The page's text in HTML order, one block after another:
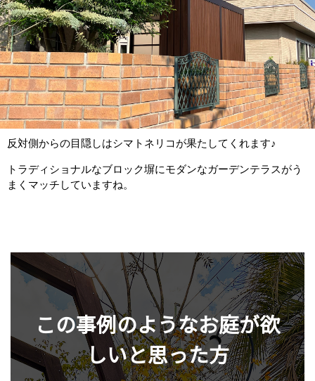
反対側からの目隠しはシマトネリコが果たしてくれます♪
トラディショナルなブロック塀にモダンなガーデンテラスがう
まくマッチしていますね。
この事例のようなお庭が欲
しいと思った方